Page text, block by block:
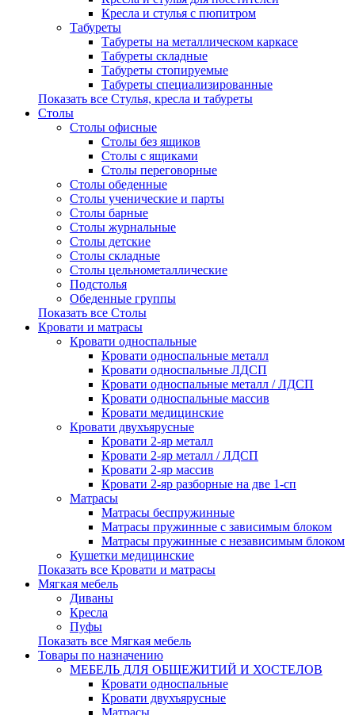
Кресла и стулья с пюпитром
Табуреты
Табуреты на металлическом каркасе
Табуреты складные
Табуреты стопируемые
Табуреты специализированные
Показать все Стулья, кресла и табуреты
Столы
Столы офисные
Столы без ящиков
Столы с ящиками
Столы переговорные
Столы обеденные
Столы ученические и парты
Столы барные
Столы журнальные
Столы детские
Столы складные
Столы цельнометаллические
Подстолья
Обеденные группы
Показать все Столы
Кровати и матрасы
Кровати односпальные
Кровати односпальные металл
Кровати односпальные ЛДСП
Кровати односпальные металл / ЛДСП
Кровати односпальные массив
Кровати медицинские
Кровати двухъярусные
Кровати 2-яр металл
Кровати 2-яр металл / ЛДСП
Кровати 2-яр массив
Кровати 2-яр разборные на две 1-сп
Матрасы
Матрасы беспружинные
Матрасы пружинные с зависимым блоком
Матрасы пружинные с независимым блоком
Кушетки медицинские
Показать все Кровати и матрасы
Мягкая мебель
Диваны
Кресла
Пуфы
Показать все Мягкая мебель
Товары по назначению
МЕБЕЛЬ ДЛЯ ОБЩЕЖИТИЙ И ХОСТЕЛОВ
Кровати односпальные
Кровати двухъярусные
Матрасы